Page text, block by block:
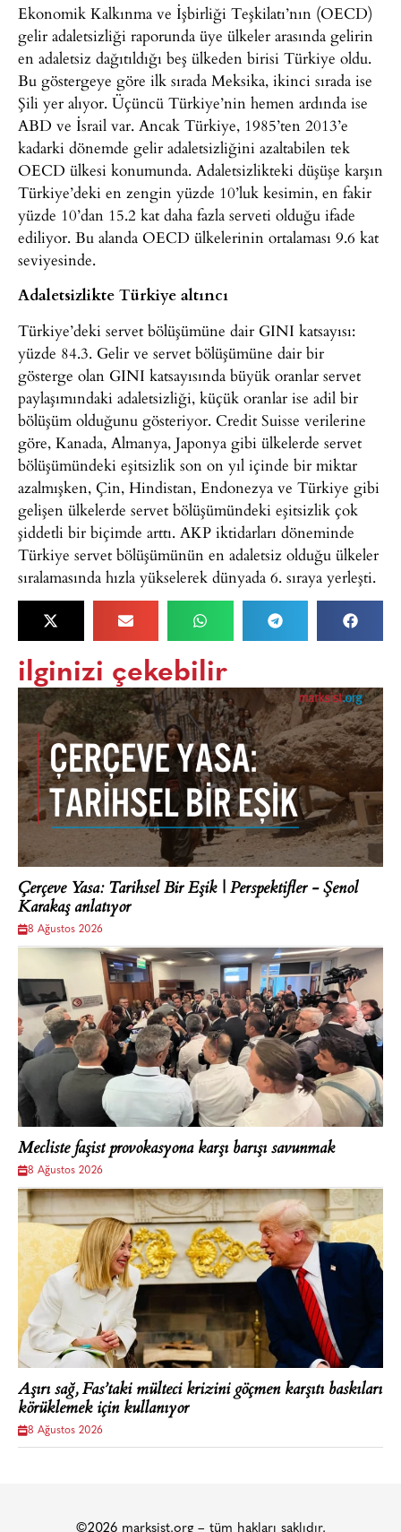
Ekonomik Kalkınma ve İşbirliği Teşkilatı’nın (OECD)
gelir adaletsizliği raporunda üye ülkeler arasında gelirin
en adaletsiz dağıtıldığı beş ülkeden birisi Türkiye oldu.
Bu göstergeye göre ilk sırada Meksika, ikinci sırada ise
Şili yer alıyor. Üçüncü Türkiye’nin hemen ardında ise
ABD ve İsrail var. Ancak Türkiye, 1985’ten 2013’e
kadarki dönemde gelir adaletsizliğini azaltabilen tek
OECD ülkesi konumunda. Adaletsizlikteki düşüşe karşın
Türkiye’deki en zengin yüzde 10’luk kesimin, en fakir
yüzde 10’dan 15.2 kat daha fazla serveti olduğu ifade
ediliyor. Bu alanda OECD ülkelerinin ortalaması 9.6 kat
seviyesinde.
Adaletsizlikte Türkiye altıncı
Türkiye’deki servet bölüşümüne dair GINI katsayısı:
yüzde 84.3. Gelir ve servet bölüşümüne dair bir
gösterge olan GINI katsayısında büyük oranlar servet
paylaşımındaki adaletsizliği, küçük oranlar ise adil bir
bölüşüm olduğunu gösteriyor. Credit Suisse verilerine
göre, Kanada, Almanya, Japonya gibi ülkelerde servet
bölüşümündeki eşitsizlik son on yıl içinde bir miktar
azalmışken, Çin, Hindistan, Endonezya ve Türkiye gibi
gelişen ülkelerde servet bölüşümündeki eşitsizlik çok
şiddetli bir biçimde arttı. AKP iktidarları döneminde
Türkiye servet bölüşümünün en adaletsiz olduğu ülkeler
sıralamasında hızla yükselerek dünyada 6. sıraya yerleşti.
ilginizi çekebilir
Çerçeve Yasa: Tarihsel Bir Eşik | Perspektifler - Şenol
Karakaş anlatıyor
8 Ağustos 2026
Mecliste faşist provokasyona karşı barışı savunmak
8 Ağustos 2026
Aşırı sağ, Fas’taki mülteci krizini göçmen karşıtı baskıları
körüklemek için kullanıyor
8 Ağustos 2026
©2026 marksist.org – tüm hakları saklıdır.